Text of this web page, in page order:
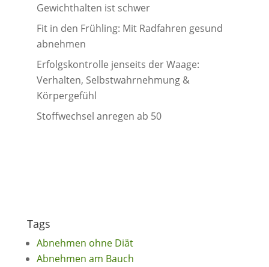
Gewichthalten ist schwer
Fit in den Frühling: Mit Radfahren gesund
abnehmen
Erfolgskontrolle jenseits der Waage:
Verhalten, Selbstwahrnehmung &
Körpergefühl
Stoffwechsel anregen ab 50
Tags
Abnehmen ohne Diät
Abnehmen am Bauch